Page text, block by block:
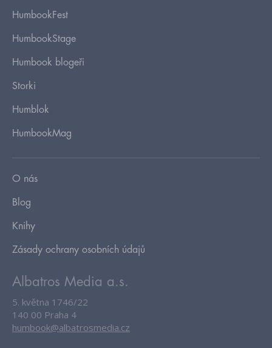
HumbookFest
HumbookStage
Humbook blogeři
Storki
Humblok
HumbookMag
O nás
Blog
Knihy
Zásady ochrany osobních údajů
Albatros Media a.s.
5. května 1746/22
140 00 Praha 4
humbook@albatrosmedia.cz